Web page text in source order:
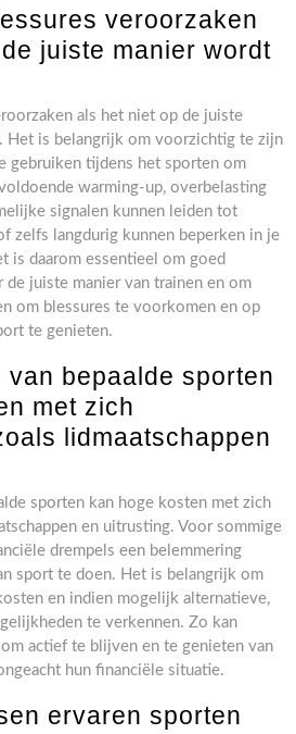
veroorzaken
juiste manier wordt
als het niet op de juiste
Het is belangrijk om voorzichtig te zijn
gebruiken tijdens het sporten om
warming-up, overbelasting
signalen kunnen leiden tot
zelfs langdurig kunnen beperken in je
is daarom essentieel om goed
juiste manier van trainen en om
om blessures te voorkomen en op
te genieten.
van bepaalde sporten
met zich
lidmaatschappen
sporten kan hoge kosten met zich
en uitrusting. Voor sommige
drempels een belemmering
sport te doen. Het is belangrijk om
en indien mogelijk alternatieve,
te verkennen. Zo kan
actief te blijven en te genieten van
hun financiële situatie.
ervaren sporten